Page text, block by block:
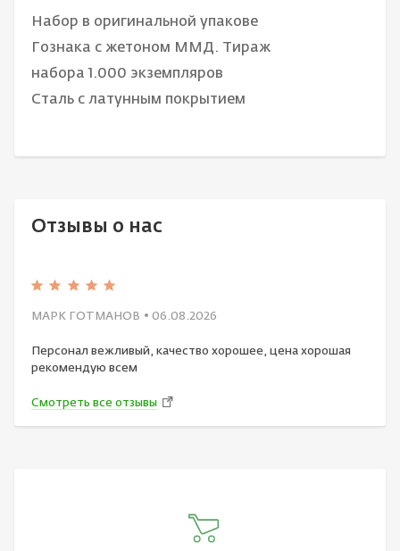
Набор в оригинальной упакове
Гознака с жетоном ММД. Тираж
набора 1.000 экземпляров
Сталь с латунным покрытием
Отзывы о нас
МАРК ГОТМАНОВ • 06.08.2026
Персонал вежливый, качество хорошее, цена хорошая
рекомендую всем
Смотреть все отзывы